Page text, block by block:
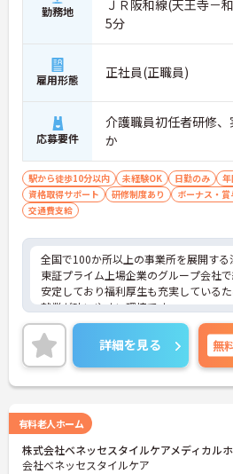
勤務地
ＪＲ阪和線(天王寺－
5分
雇用形態 正社員(正職員)
応募要件
介護職員初任者研修
か
駅から徒歩10分以内 未経験OK 日勤のみ
資格取得サポート
研修制度あり ボーナス・賞
交通費支給
全国で100か所以上の事業所を展開する
東証プライム上場企業のグループ会社
安定しており福利厚生も充実している
就業が叶いやすい環境です。
また、キャリアパス制度が整っている
浅い方・ブランクがある方も高い目標を
に取り組んでいただけます◎
ご興味ある方には、面接対策ポイント
詳細をお話しいたしますのでお気軽に
詳細を見る 無
有料老人ホーム
株式会社ベネッセスタイルケアメディカル
会社ベネッセスタイルケア